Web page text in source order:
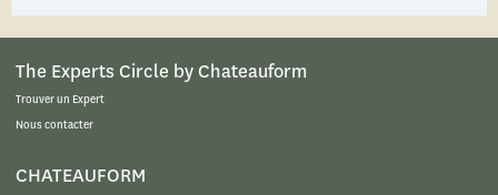
The Experts Circle by Chateauform
Trouver un Expert
Nous contacter
CHATEAUFORM